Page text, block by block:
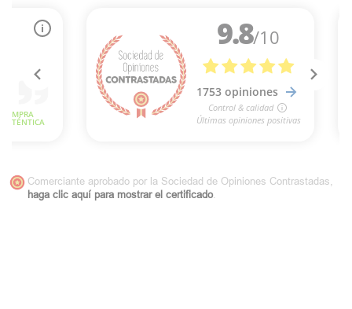
Comerciante aprobado por la Sociedad de Opiniones Contrastadas,
haga clic aquí para mostrar el certificado.